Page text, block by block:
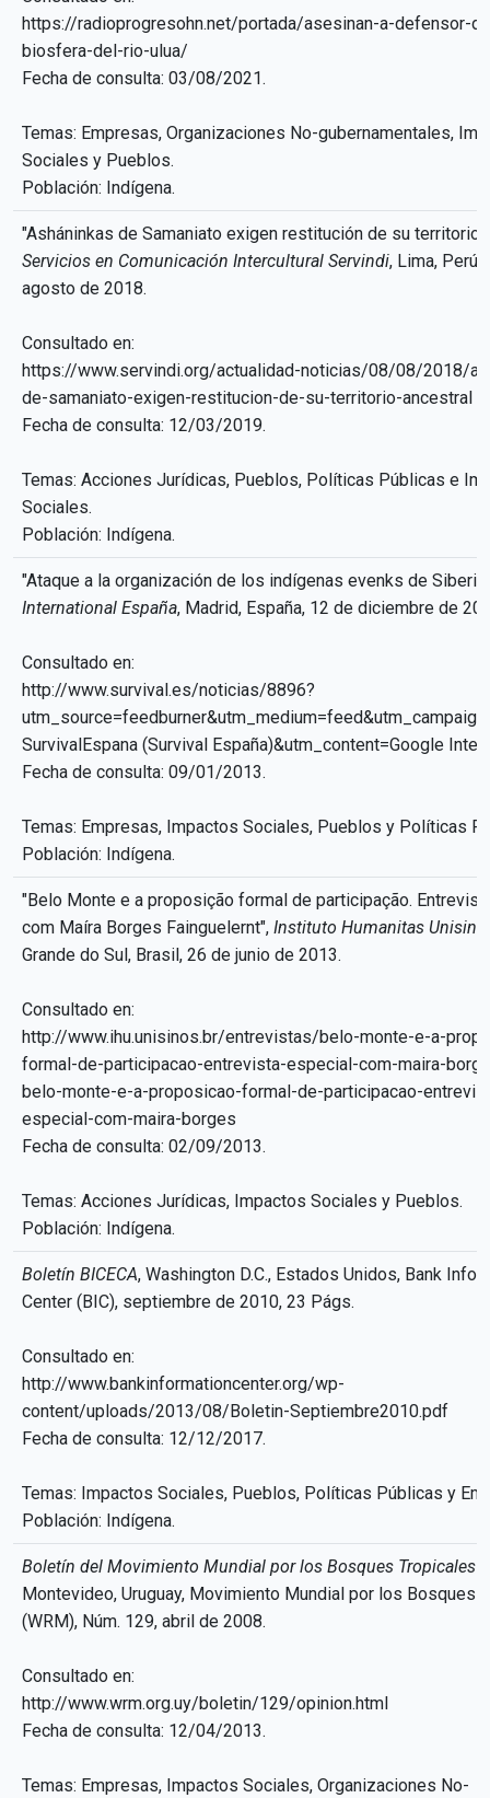
https://radioprogresohn.net/portada/asesinan-a-defensor-
biosfera-del-rio-ulua/
Fecha de consulta: 03/08/2021.
Temas: Empresas, Organizaciones No-gubernamentales,
Sociales y Pueblos.
Población: Indígena.
"Asháninkas de Samaniato exigen restitución de su territorio
Servicios en Comunicación Intercultural Servindi, Lima, Perú,
agosto de 2018.
Consultado en:
https://www.servindi.org/actualidad-noticias/08/08/2018/
de-samaniato-exigen-restitucion-de-su-territorio-ancestral
Fecha de consulta: 12/03/2019.
Temas: Acciones Jurídicas, Pueblos, Políticas Públicas e
Sociales.
Población: Indígena.
"Ataque a la organización de los indígenas evenks de
International España, Madrid, España, 12 de diciembre de
Consultado en:
http://www.survival.es/noticias/8896?
SurvivalEspana (Survival España)&utm_content=Google
Fecha de consulta: 09/01/2013.
Temas: Empresas, Impactos Sociales, Pueblos y Políticas
Población: Indígena.
"Belo Monte e a proposição formal de participação.
com Maíra Borges Fainguelernt", Instituto Humanitas
Grande do Sul, Brasil, 26 de junio de 2013.
Consultado en:
http://www.ihu.unisinos.br/entrevistas/belo-monte-e-a-
formal-de-participacao-entrevista-especial-com-maira-
belo-monte-e-a-proposicao-formal-de-participacao-
especial-com-maira-borges
Fecha de consulta: 02/09/2013.
Temas: Acciones Jurídicas, Impactos Sociales y Pueblos.
Población: Indígena.
Boletín BICECA, Washington D.C., Estados Unidos, Bank
Center (BIC), septiembre de 2010, 23 Págs.
Consultado en:
http://www.bankinformationcenter.org/wp-
content/uploads/2013/08/Boletin-Septiembre2010.pdf
Fecha de consulta: 12/12/2017.
Temas: Impactos Sociales, Pueblos, Políticas Públicas y
Población: Indígena.
Boletín del Movimiento Mundial por los Bosques Tropicales
Montevideo, Uruguay, Movimiento Mundial por los Bosques
(WRM), Núm. 129, abril de 2008.
Consultado en:
http://www.wrm.org.uy/boletin/129/opinion.html
Fecha de consulta: 12/04/2013.
Temas: Empresas, Impactos Sociales, Organizaciones No-